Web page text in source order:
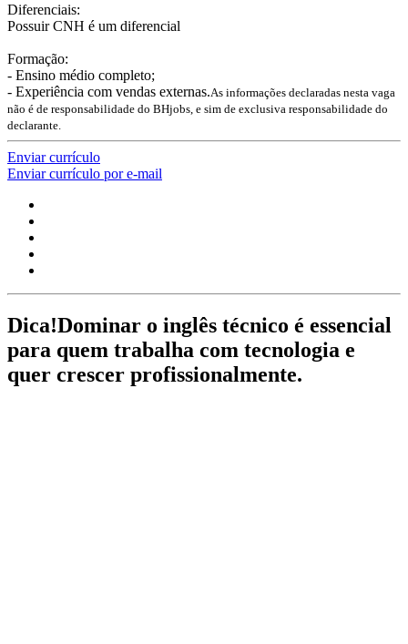
Diferenciais:
Possuir CNH é um diferencial
Formação:
- Ensino médio completo;
- Experiência com vendas externas.As informações declaradas nesta vaga
não é de responsabilidade do BHjobs, e sim de exclusiva responsabilidade do
declarante.
Enviar currículo
Enviar currículo por e-mail
Dica!Dominar o inglês técnico é essencial
para quem trabalha com tecnologia e
quer crescer profissionalmente.